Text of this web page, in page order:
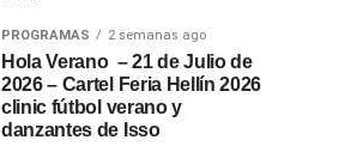
PROGRAMAS 2 semanas ago
Hola Verano – 21 de Julio de
2026 – Cartel Feria Hellín 2026
clinic fútbol verano y
danzantes de Isso